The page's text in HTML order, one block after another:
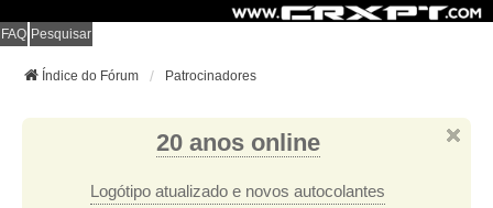
FAQ Pesquisar
Índice do Fórum Patrocinadores
20 anos online
Logótipo atualizado e novos autocolantes